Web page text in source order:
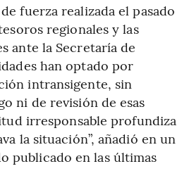
fuerza realizada el pasado
regionales y las
ante la Secretaría de
han optado por
intransigente, sin
ni de revisión de esas
irresponsable profundiza
la situación”, añadió en un
publicado en las últimas